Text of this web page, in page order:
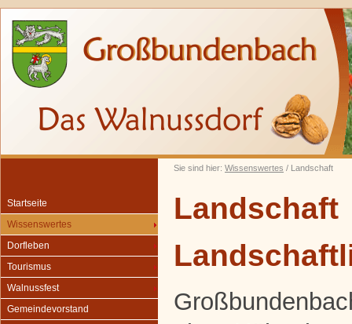
Sie sind hier: Wissenswertes / Landschaft
Startseite
Wissenswertes
Dorfleben
Tourismus
Walnussfest
Gemeindevorstand
Landschaft